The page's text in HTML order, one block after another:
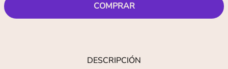
COMPRAR
DESCRIPCIÓN